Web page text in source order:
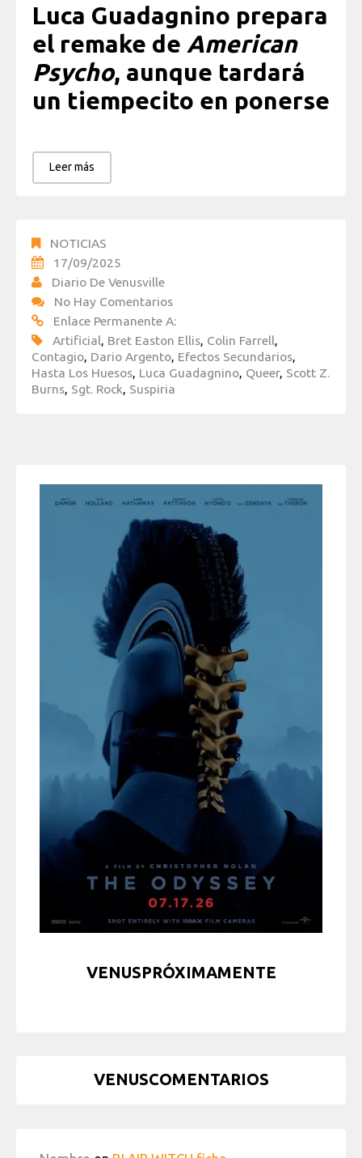
Luca Guadagnino prepara
el remake de American
Psycho, aunque tardará
un tiempecito en ponerse
Leer más
NOTICIAS
17/09/2025
Diario De Venusville
No Hay Comentarios
Enlace Permanente A:
Artificial, Bret Easton Ellis, Colin Farrell,
Contagio, Dario Argento, Efectos Secundarios,
Hasta Los Huesos, Luca Guadagnino, Queer, Scott Z.
Burns, Sgt. Rock, Suspiria
VENUSPRÓXIMAMENTE
VENUSCOMENTARIOS